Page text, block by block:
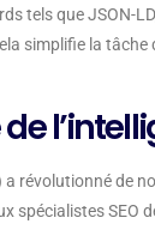
tels que JSON-
simplifie la
révolutionné de
spécialistes